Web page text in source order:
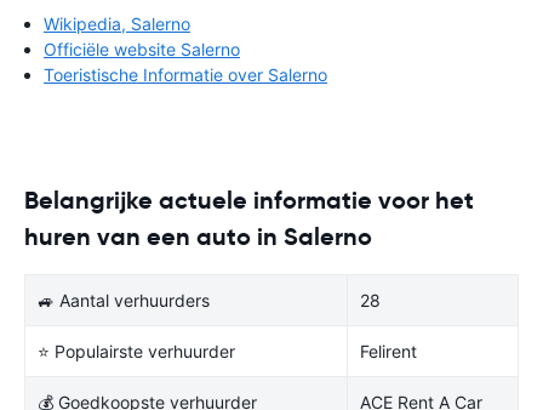
Wikipedia, Salerno
Officiële website Salerno
Toeristische Informatie over Salerno
Belangrijke actuele informatie voor het
huren van een auto in Salerno
🚙 Aantal verhuurders 28
⭐ Populairste verhuurder Felirent
💰 Goedkoopste verhuurder ACE Rent A Car